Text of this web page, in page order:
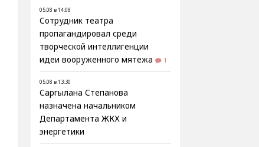
05.08 в 14:08
Сотрудник театра
пропагандировал среди
творческой интеллигенции
идеи вооруженного мятежа
1
05.08 в 13:30
Саргылана Степанова
назначена начальником
Департамента ЖКХ и
энергетики